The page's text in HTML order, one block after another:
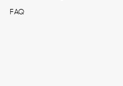
FAQ